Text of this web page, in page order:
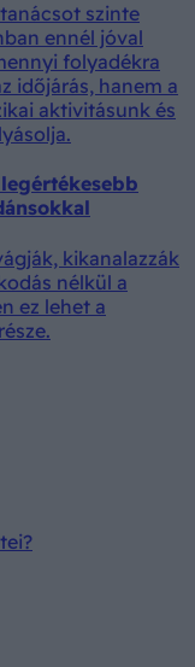
szinte
ennél jóval
folyadékra
időjárás, hanem a
aktivitásunk és
kikanalazzák
nélkül a
ez lehet a